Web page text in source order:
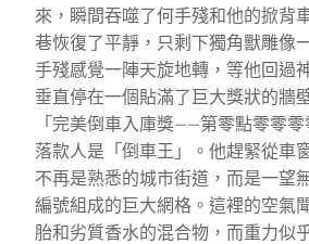
來，瞬間吞噬了何手殘和他的掀背
巷恢復了平靜，只剩下獨角獸雕像
手殘感覺一陣天旋地轉，等他回過
垂直停在一個貼滿了巨大獎狀的牆
「完美倒車入庫獎——第零點零零零
落款人是「倒車王」。他趕緊從車
不再是熟悉的城市街道，而是一望
編號組成的巨大網格。這裡的空氣
胎和劣質香水的混合物，而重力似